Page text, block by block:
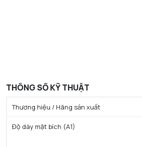
THÔNG SỐ KỸ THUẬT
Thương hiệu / Hãng sản xuất
Độ dày mặt bích (A1)